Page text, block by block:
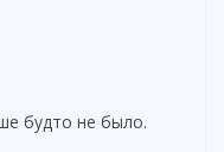
будто не было.